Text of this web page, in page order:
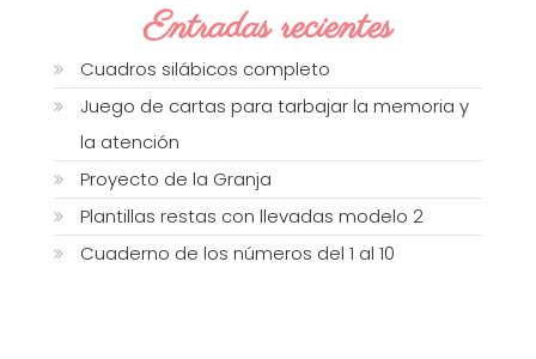
Entradas recientes
Cuadros silábicos completo
Juego de cartas para tarbajar la memoria y
la atención
Proyecto de la Granja
Plantillas restas con llevadas modelo 2
Cuaderno de los números del 1 al 10